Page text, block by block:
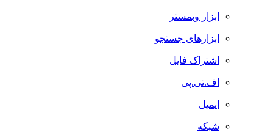
ابزار وبمستر
ابزارهای جستجو
اشتراک فایل
اف.تی.پی
ایمیل
شبکه